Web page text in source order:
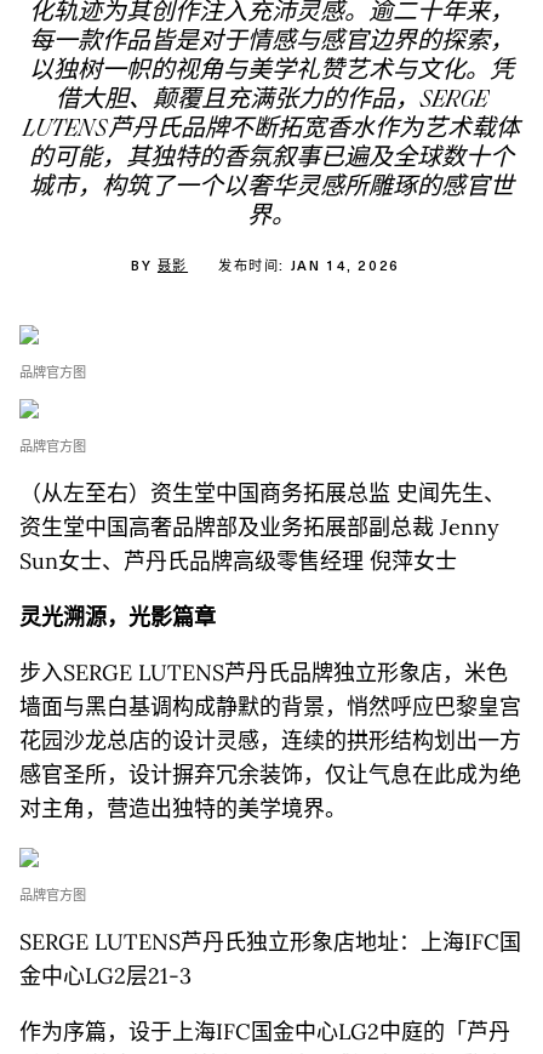
化轨迹为其创作注入充沛灵感。逾二十年来，
每一款作品皆是对于情感与感官边界的探索，
以独树一帜的视角与美学礼赞艺术与文化。凭
借大胆、颠覆且充满张力的作品，SERGE
LUTENS芦丹氏品牌不断拓宽香水作为艺术载体
的可能，其独特的香氛叙事已遍及全球数十个
城市，构筑了一个以奢华灵感所雕琢的感官世
界。
BY 聂影 发布时间: JAN 14, 2026
品牌官方图
品牌官方图
（从左至右）资生堂中国商务拓展总监 史闻先生、
资生堂中国高奢品牌部及业务拓展部副总裁 Jenny
Sun女士、芦丹氏品牌高级零售经理 倪萍女士
灵光溯源，光影篇章
步入SERGE LUTENS芦丹氏品牌独立形象店，米色
墙面与黑白基调构成静默的背景，悄然呼应巴黎皇宫
花园沙龙总店的设计灵感，连续的拱形结构划出一方
感官圣所，设计摒弃冗余装饰，仅让气息在此成为绝
对主角，营造出独特的美学境界。
品牌官方图
SERGE LUTENS芦丹氏独立形象店地址：上海IFC国
金中心LG2层21-3
作为序篇，设于上海IFC国金中心LG2中庭的「芦丹